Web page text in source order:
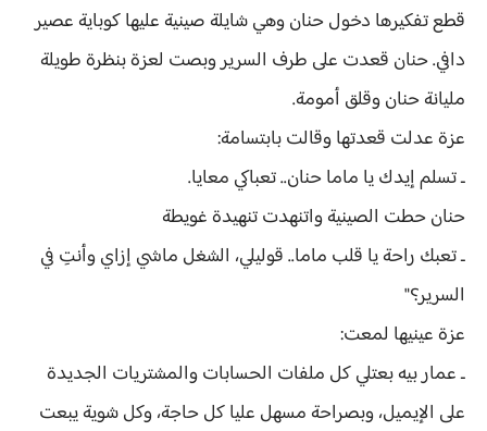
قطع تفكيرها دخول حنان وهي شايلة صينية عليها كوباية عصير
دافي. حنان قعدت على طرف السرير وبصت لعزة بنظرة طويلة
مليانة حنان وقلق أمومة.
عزة عدلت قعدتها وقالت بابتسامة:
ـ تسلم إيدك يا ماما حنان.. تعباكي معايا.
حنان حطت الصينية واتنهدت تنهيدة غويطة
ـ تعبك راحة يا قلب ماما.. قوليلي، الشغل ماشي إزاي وأنتِ في
السرير؟"
عزة عينيها لمعت:
ـ عمار بيه بعتلي كل ملفات الحسابات والمشتريات الجديدة
على الإيميل، وبصراحة مسهل عليا كل حاجة، وكل شوية يبعت